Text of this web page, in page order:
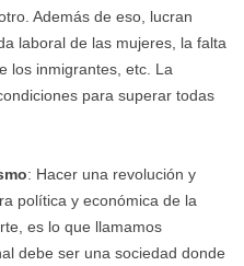
Además de eso, lucran
laboral de las mujeres, la falta
los inmigrantes, etc. La
para superar todas
: Hacer una revolución y
política y económica de la
es lo que llamamos
debe ser una sociedad donde